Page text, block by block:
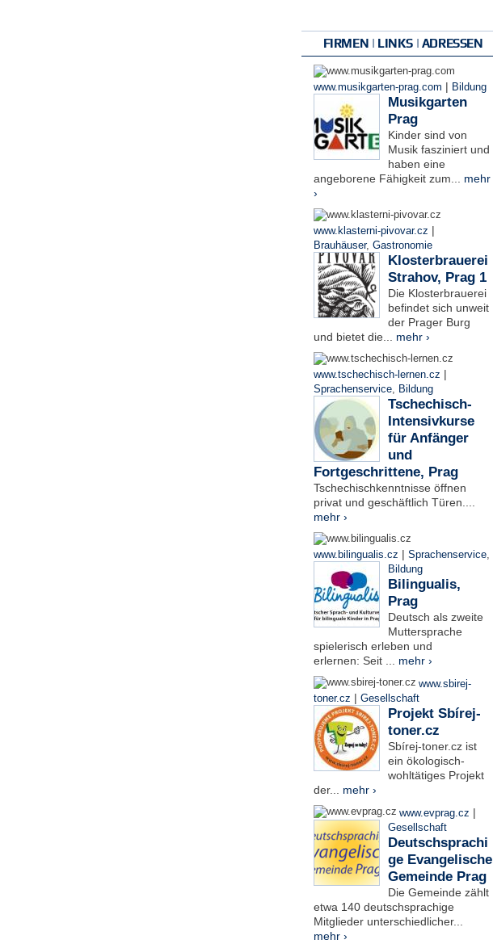
FIRMEN | LINKS | ADRESSEN
www.musikgarten-prag.com | Bildung
Musikgarten
Prag
Kinder sind von
Musik fasziniert und
haben eine
angeborene Fähigkeit zum... mehr
›
www.klasterni-pivovar.cz |
Brauhäuser, Gastronomie
Klosterbrauerei
Strahov, Prag 1
Die Klosterbrauerei
befindet sich unweit
der Prager Burg
und bietet die... mehr ›
www.tschechisch-lernen.cz |
Sprachenservice, Bildung
Tschechisch-
Intensivkurse
für Anfänger
und
Fortgeschrittene, Prag
Tschechischkenntnisse öffnen
privat und geschäftlich Türen....
mehr ›
www.bilingualis.cz | Sprachenservice,
Bildung
Bilingualis,
Prag
Deutsch als zweite
Muttersprache
spielerisch erleben und
erlernen: Seit ... mehr ›
www.sbirej-
toner.cz | Gesellschaft
Projekt Sbírej-
toner.cz
Sbírej-toner.cz ist
ein ökologisch-
wohltätiges Projekt
der... mehr ›
www.evprag.cz |
Gesellschaft
Deutschsprachi
ge Evangelische
Gemeinde Prag
Die Gemeinde zählt
etwa 140 deutschsprachige
Mitglieder unterschiedlicher...
mehr ›